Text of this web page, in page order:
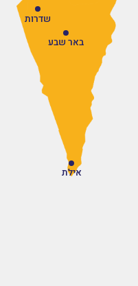
אילת
באר שבע
שדרות